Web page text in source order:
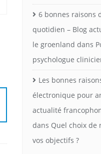
6 bonnes raisons
quotidien – Blog
le groenland dans
psychologue
Les bonnes
électronique pour
actualité
dans Quel choix de
vos objectifs ?